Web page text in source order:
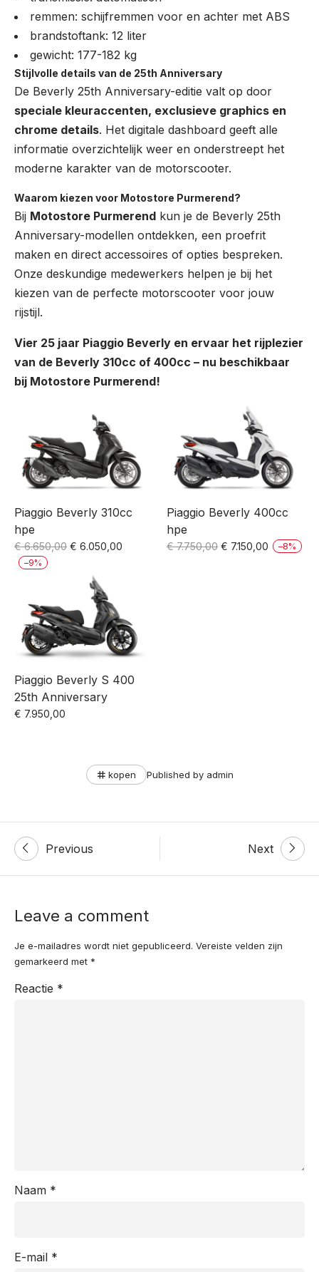
remmen: schijfremmen voor en achter met ABS
brandstoftank: 12 liter
gewicht: 177-182 kg
Stijlvolle details van de 25th Anniversary
De Beverly 25th Anniversary-editie valt op door
speciale kleuraccenten, exclusieve graphics en
chrome details. Het digitale dashboard geeft alle
informatie overzichtelijk weer en onderstreept het
moderne karakter van de motorscooter.
Waarom kiezen voor Motostore Purmerend?
Bij Motostore Purmerend kun je de Beverly 25th
Anniversary-modellen ontdekken, een proefrit
maken en direct accessoires of opties bespreken.
Onze deskundige medewerkers helpen je bij het
kiezen van de perfecte motorscooter voor jouw
rijstijl.
Vier 25 jaar Piaggio Beverly en ervaar het rijplezier
van de Beverly 310cc of 400cc – nu beschikbaar
bij Motostore Purmerend!
Piaggio Beverly 310cc
hpe
€6.650,00 Oorspronkelijke
€ 6.650,00.
€ 6.050,00
–9%
Piaggio Beverly 400cc
hpe
€7.750,00 Oorspronkelijke
€ 7.150,00 Huidige
–8%
Piaggio Beverly S 400
25th Anniversary
€ 7.950,00
Tags kopen Published by admin
Post
navigation
Previous Next
Leave a comment
Je e-mailadres wordt niet gepubliceerd. Vereiste velden zijn
gemarkeerd met *
Reactie *
Naam *
E-mail *